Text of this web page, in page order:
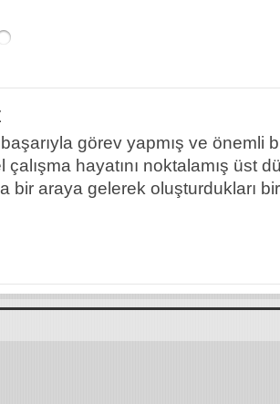
görev yapmış ve önemli
çalışma hayatını noktalamış üst
bir araya gelerek oluşturdukları